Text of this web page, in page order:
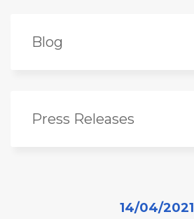
Blog
Press Releases
14/04/2021